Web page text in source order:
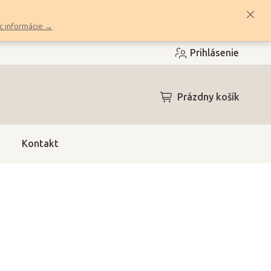
informácie →
Prihlásenie
NÁKUPNÝ
Prázdny košík
Kontakt